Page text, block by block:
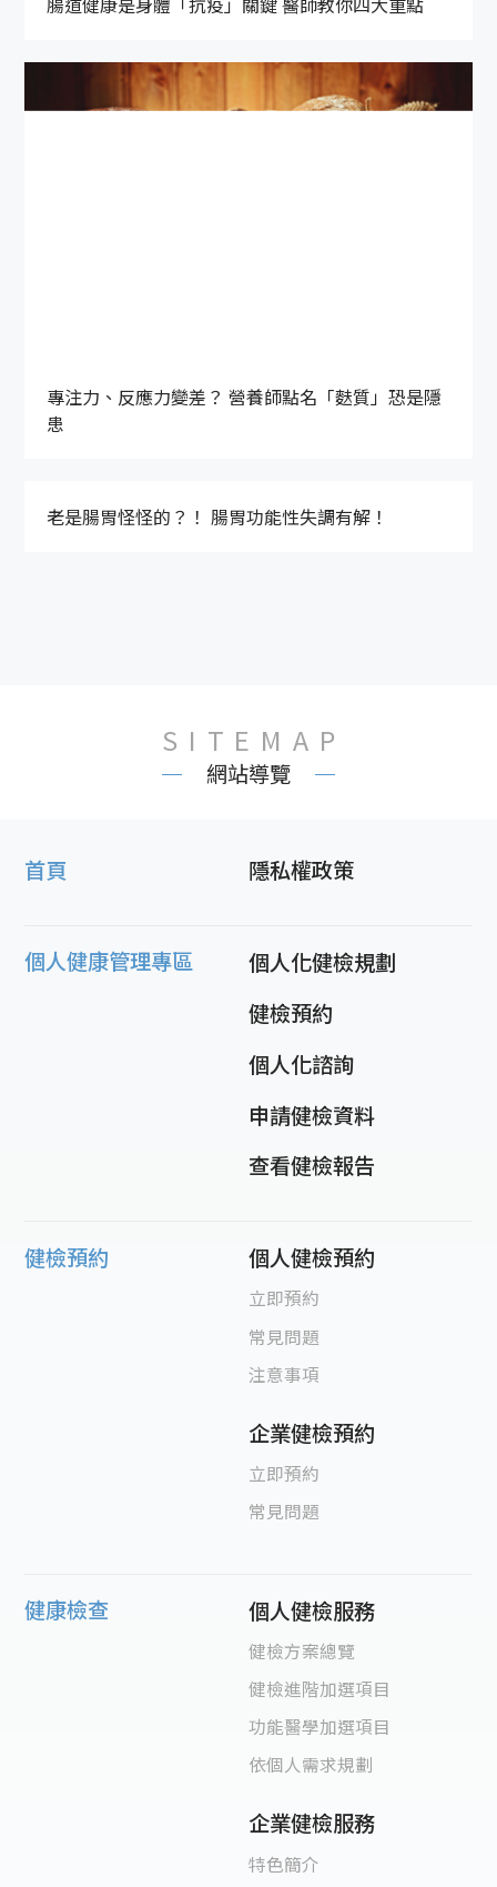
專注力、反應力變差？ 營養師點名「麩質」恐是隱
患
老是腸胃怪怪的？！ 腸胃功能性失調有解！
SITEMAP
網站導覽
首頁 隱私權政策
個人健康管理專區
個人化健檢規劃
健檢預約
個人化諮詢
申請健檢資料
查看健檢報告
健檢預約 個人健檢預約
立即預約
常見問題
注意事項
企業健檢預約
立即預約
常見問題
健康檢查 個人健檢服務
健檢方案總覽
健檢進階加選項目
功能醫學加選項目
依個人需求規劃
企業健檢服務
特色簡介